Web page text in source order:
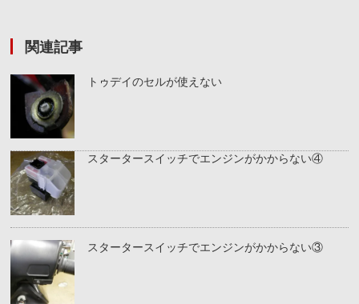
関連記事
トゥデイのセルが使えない
スタータースイッチでエンジンがかからない④
スタータースイッチでエンジンがかからない③